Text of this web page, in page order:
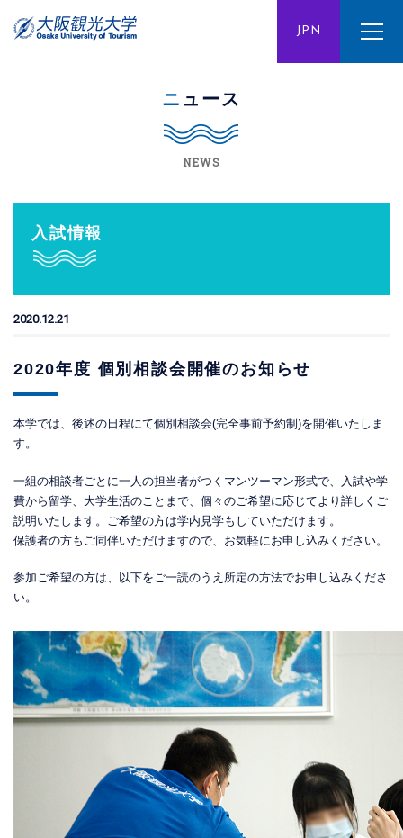
JPN
ENG CHN
ニュース
NEWS
入試情報
2020.12.21
2020年度 個別相談会開催のお知らせ
本学では、後述の日程にて個別相談会(完全事前予約制)を開催いたしま
す。
一組の相談者ごとに一人の担当者がつくマンツーマン形式で、入試や学
費から留学、大学生活のことまで、個々のご希望に応じてより詳しくご
説明いたします。ご希望の方は学内見学もしていただけます。
保護者の方もご同伴いただけますので、お気軽にお申し込みください。
参加ご希望の方は、以下をご一読のうえ所定の方法でお申し込みくださ
い。